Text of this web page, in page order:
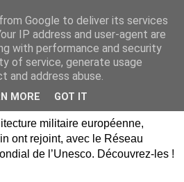
Dauphin,
Hautes-
militaire européenne,
ont rejoint, avec le Réseau
de l’Unesco. Découvrez-les !
Google to deliver its services
IP address and user-agent are
with performance and security
of service, generate usage
address abuse.
MORE GOT IT